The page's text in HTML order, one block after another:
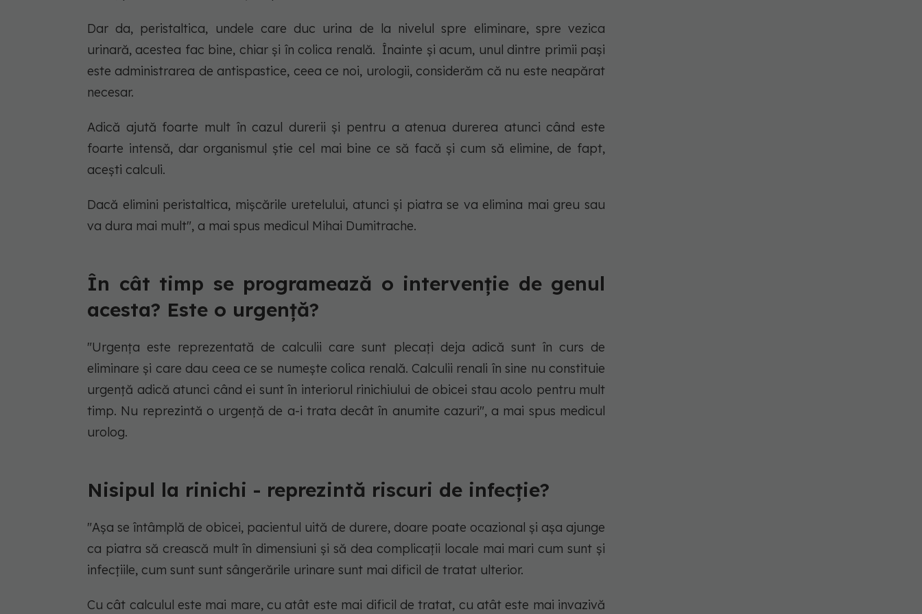
Dar da, peristaltica, undele care duc urina de la nivelul spre eliminare, spre vezica
urinară, acestea fac bine, chiar și în colica renală. Înainte și acum, unul dintre primii pași
este administrarea de antispastice, ceea ce noi, urologii, considerăm că nu este neapărat
necesar.
Adică ajută foarte mult în cazul durerii și pentru a atenua durerea atunci când este
foarte intensă, dar organismul știe cel mai bine ce să facă și cum să elimine, de fapt,
acești calculi.
Dacă elimini peristaltica, mișcările uretelului, atunci și piatra se va elimina mai greu sau
va dura mai mult", a mai spus medicul Mihai Dumitrache.
În cât timp se programează o intervenție de genul
acesta? Este o urgență?
"Urgența este reprezentată de calculii care sunt plecați deja adică sunt în curs de
eliminare și care dau ceea ce se numește colica renală. Calculii renali în sine nu constituie
urgență adică atunci când ei sunt în interiorul rinichiului de obicei stau acolo pentru mult
timp. Nu reprezintă o urgență de a-i trata decât în anumite cazuri", a mai spus medicul
urolog.
Nisipul la rinichi - reprezintă riscuri de infecție?
"Așa se întâmplă de obicei, pacientul uită de durere, doare poate ocazional și așa ajunge
ca piatra să crească mult în dimensiuni și să dea complicații locale mai mari cum sunt și
infecțiile, cum sunt sunt sângerările urinare sunt mai dificil de tratat ulterior.
Cu cât calculul este mai mare, cu atât este mai dificil de tratat, cu atât este mai invazivă